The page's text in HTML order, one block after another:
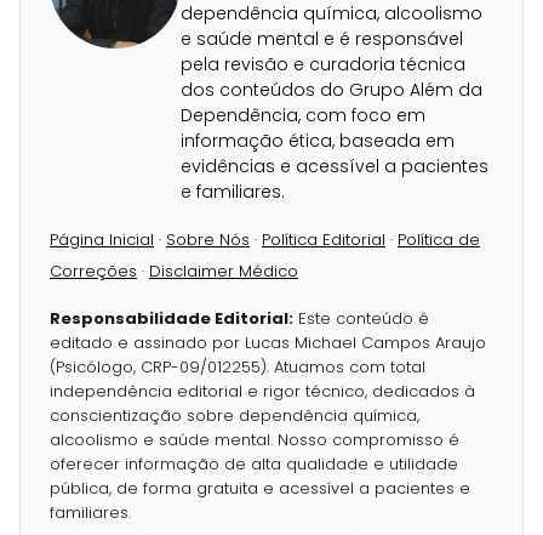
dependência química, alcoolismo
e saúde mental e é responsável
pela revisão e curadoria técnica
dos conteúdos do Grupo Além da
Dependência, com foco em
informação ética, baseada em
evidências e acessível a pacientes
e familiares.
Página Inicial · Sobre Nós · Política Editorial · Política de
Correções · Disclaimer Médico
Responsabilidade Editorial: Este conteúdo é
editado e assinado por Lucas Michael Campos Araujo
(Psicólogo, CRP-09/012255). Atuamos com total
independência editorial e rigor técnico, dedicados à
conscientização sobre dependência química,
alcoolismo e saúde mental. Nosso compromisso é
oferecer informação de alta qualidade e utilidade
pública, de forma gratuita e acessível a pacientes e
familiares.